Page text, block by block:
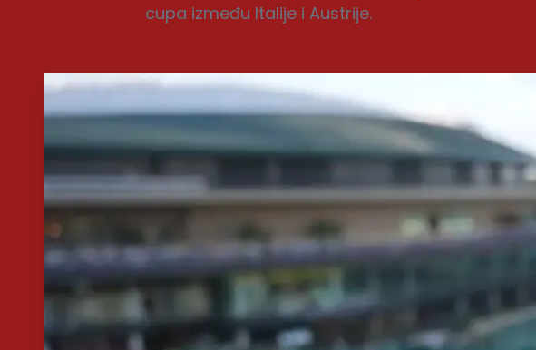
cupa između Italije i Austrije.